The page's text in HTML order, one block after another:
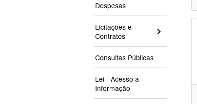
Despesas
Licitações e
Contratos
Consultas Públicas
Lei - Acesso a
Informação